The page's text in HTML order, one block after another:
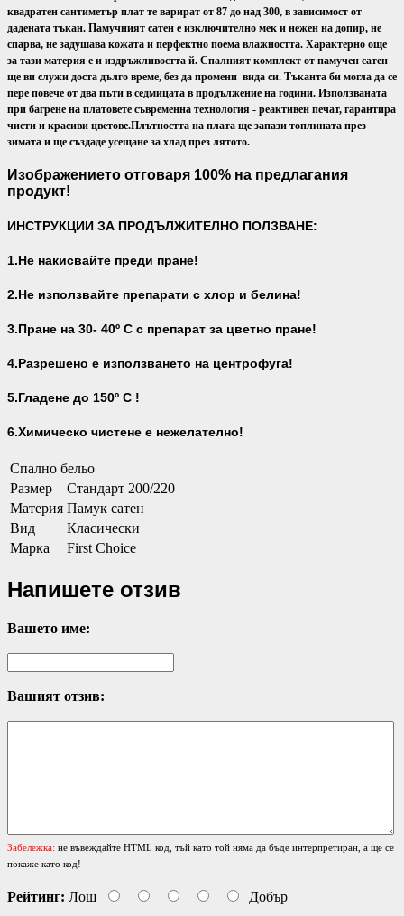
квадратен сантиметър плат те варират от 87 до над 300, в зависимост от
дадената тъкан. Памучният сатен е изключително мек и нежен на допир, не
спарва, не задушава кожата и перфектно поема влажността. Характерно още
за тази материя е и издръжливостта й. Спалният комплект от памучен сатен
ще ви служи доста дълго време, без да промени вида си. Тъканта би могла да се
пере повече от два пъти в седмицата в продължение на години. Използваната
при багрене на платовете съвременна технология - реактивен печат, гарантира
чисти и красиви цветове.Плътността на плата ще запази топлината през
зимата и ще създаде усещане за хлад през лятото.
Изображението отговаря 100% на предлагания
продукт!
ИНСТРУКЦИИ ЗА ПРОДЪЛЖИТЕЛНО ПОЛЗВАНЕ:
1.Не накисвайте преди пране!
2.Не използвайте препарати с хлор и белина!
3.Пране на 30- 40º С с препарат за цветно пране!
4.Разрешено е използването на центрофуга!
5.Гладене до 150º С !
6.Химическо чистене е нежелателно!
Спално бельо
Размер
Стандарт 200/220
Материя Памук сатен
Вид
Класически
Марка
First Choice
Напишете отзив
Вашето име:
Вашият отзив:
Забележка: не въвеждайте HTML код, тъй като той няма да бъде интерпретиран, а ще се
покаже като код!
Рейтинг: Лош Добър